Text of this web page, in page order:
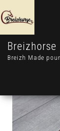
Breizhorse
Breizh Made